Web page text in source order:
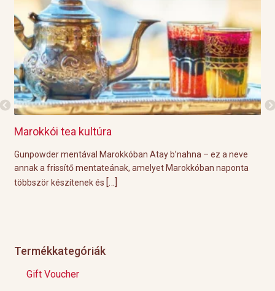
Marokkói tea kultúra
Gunpowder mentával Marokkóban Atay b’nahna – ez a neve
annak a frissítő mentateának, amelyet Marokkóban naponta
többször készítenek és […]
Termékkategóriák
Gift Voucher